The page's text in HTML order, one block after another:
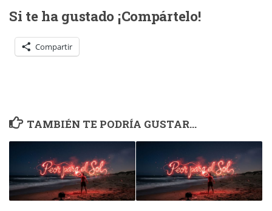
Si te ha gustado ¡Compártelo!
Compartir
TAMBIÉN TE PODRÍA GUSTAR...